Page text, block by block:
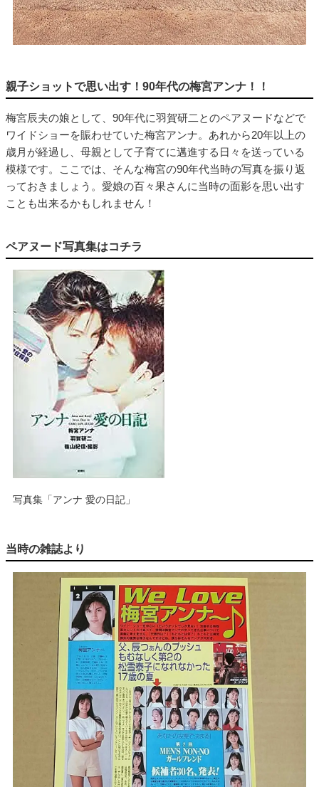
親子ショットで思い出す！90年代の梅宮アンナ！！
梅宮辰夫の娘として、90年代に羽賀研二とのペアヌードなどで
ワイドショーを賑わせていた梅宮アンナ。あれから20年以上の
歳月が経過し、母親として子育てに邁進する日々を送っている
模様です。ここでは、そんな梅宮の90年代当時の写真を振り返
っておきましょう。愛娘の百々果さんに当時の面影を思い出す
ことも出来るかもしれません！
ペアヌード写真集はコチラ
写真集「アンナ 愛の日記」
当時の雑誌より